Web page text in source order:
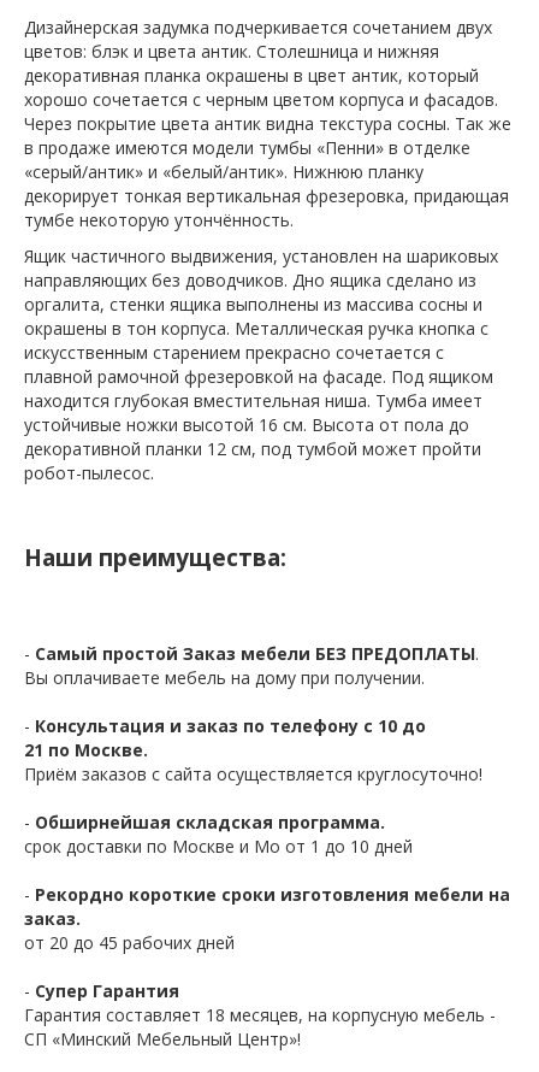
Дизайнерская задумка подчеркивается сочетанием двух
цветов: блэк и цвета антик. Столешница и нижняя
декоративная планка окрашены в цвет антик, который
хорошо сочетается с черным цветом корпуса и фасадов.
Через покрытие цвета антик видна текстура сосны. Так же
в продаже имеются модели тумбы «Пенни» в отделке
«серый/антик» и «белый/антик». Нижнюю планку
декорирует тонкая вертикальная фрезеровка, придающая
тумбе некоторую утончённость.
Ящик частичного выдвижения, установлен на шариковых
направляющих без доводчиков. Дно ящика сделано из
оргалита, стенки ящика выполнены из массива сосны и
окрашены в тон корпуса. Металлическая ручка кнопка с
искусственным старением прекрасно сочетается с
плавной рамочной фрезеровкой на фасаде. Под ящиком
находится глубокая вместительная ниша. Тумба имеет
устойчивые ножки высотой 16 см. Высота от пола до
декоративной планки 12 см, под тумбой может пройти
робот-пылесос.
Наши преимущества:
- Самый простой Заказ мебели БЕЗ ПРЕДОПЛАТЫ.
Вы оплачиваете мебель на дому при получении.
- Консультация и заказ по телефону с 10 до
21 по Москве.
Приём заказов с сайта осуществляется круглосуточно!
- Обширнейшая складская программа.
срок доставки по Москве и Мо от 1 до 10 дней
- Рекордно короткие сроки изготовления мебели на
заказ.
от 20 до 45 рабочих дней
- Супер Гарантия
Гарантия составляет 18 месяцев, на корпусную мебель -
СП «Минский Мебельный Центр»!